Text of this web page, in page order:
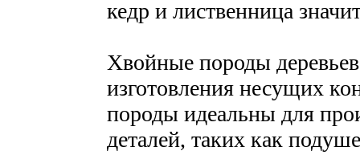
кедр и лиственница
Хвойные породы
изготовления несущих
породы идеальны для
деталей, таких как